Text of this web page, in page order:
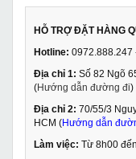
HỖ TRỢ ĐẶT HÀNG
Hotline: 0972.888.247
Địa chỉ 1: Số 82 Ngõ
(Hướng dẫn đường đi)
Địa chỉ 2: 70/55/3
HCM (Hướng dẫn
Làm việc: Từ 8h00